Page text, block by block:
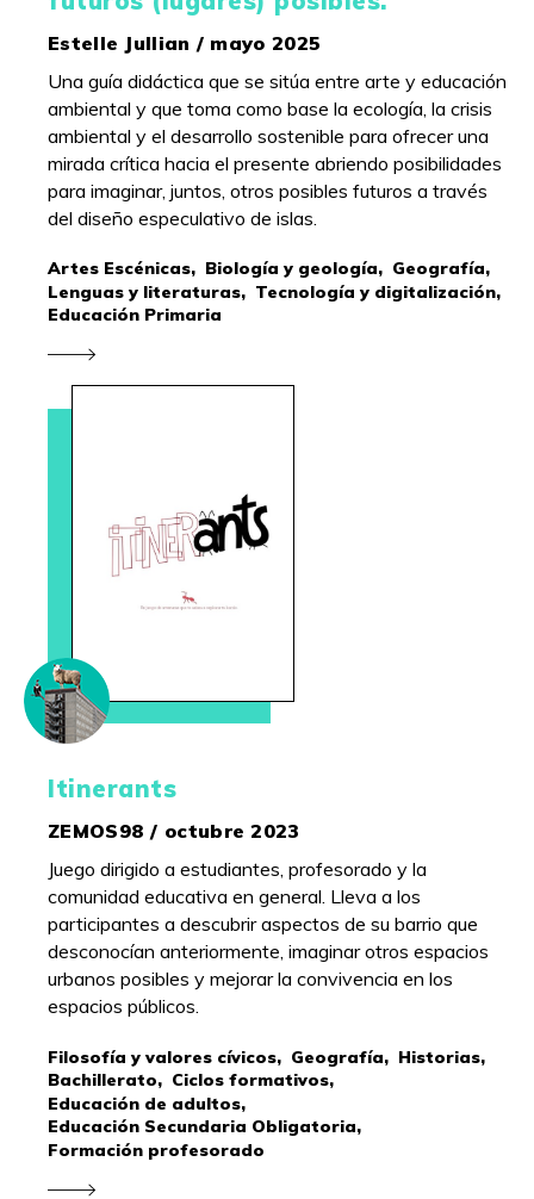
Estelle Jullian / mayo 2025
Una guía didáctica que se sitúa entre arte y educación
ambiental y que toma como base la ecología, la crisis
ambiental y el desarrollo sostenible para ofrecer una
mirada crítica hacia el presente abriendo posibilidades
para imaginar, juntos, otros posibles futuros a través
del diseño especulativo de islas.
Artes Escénicas, Biología y geología, Geografía,
Lenguas y literaturas, Tecnología y digitalización,
Educación Primaria
Itinerants
ZEMOS98 / octubre 2023
Juego dirigido a estudiantes, profesorado y la
comunidad educativa en general. Lleva a los
participantes a descubrir aspectos de su barrio que
desconocían anteriormente, imaginar otros espacios
urbanos posibles y mejorar la convivencia en los
espacios públicos.
Filosofía y valores cívicos, Geografía, Historias,
Bachillerato, Ciclos formativos,
Educación de adultos,
Educación Secundaria Obligatoria,
Formación profesorado